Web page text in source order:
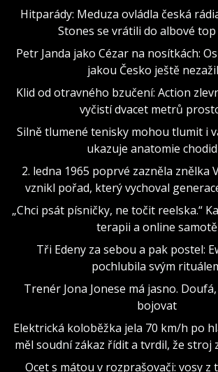
Hitparády: Meduza ovládla česká
Stones se vrátili do albové
Petr Janda jako Cézar na nosítkách:
jakou Česko ještě
Klid od otravného bzučení: Action
vyčistí dvacet metrů
Silně tlumené tenisky mohou tlumit i
ukazuje anatomie
2. ledna 1965 poprvé zazněla znělka
vznikl pořad, který vychoval
„Chci psát písničky, ne točit reelska.“
terapii a online samotě
Tři Edeny za sebou a pak postel:
pochlubila svým
Trenér Jona Jonese má jasno.
bojovat
Elektrická koloběžka jela 70 km/h po
měl soudní zákaz řídit a tvrdil, že stroj
Ocet s mátou v rozprašovači: vosy z